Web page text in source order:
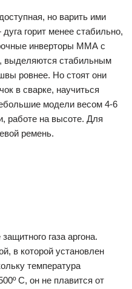
но варить ими
горит менее стабильно,
инверторы ММА с
выделяются стабильным
ровнее. Но стоят они
в сварке, научиться
модели весом 4-6
работе на высоте. Для
ремень.
газа аргона.
в которой установлен
температура
С, он не плавится от